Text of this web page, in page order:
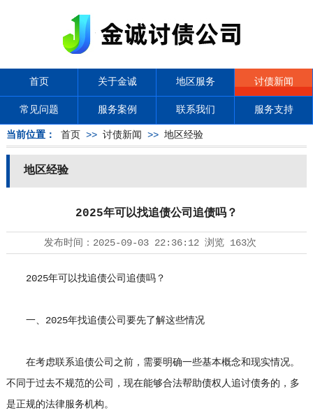
首页 关于金诚 地区服务 讨债新闻
常见问题 服务案例 联系我们 服务支持
当前位置： 首页 >> 讨债新闻 >> 地区经验
地区经验
2025年可以找追债公司追债吗？
发布时间： 2025-09-03 22:36:12浏览 163次
2025年可以找追债公司追债吗？
一、2025年找追债公司要先了解这些情况
在考虑联系追债公司之前，需要明确一些基本概念和现实情况。
不同于过去不规范的公司，现在能够合法帮助债权人追讨债务的，多
是正规的法律服务机构。